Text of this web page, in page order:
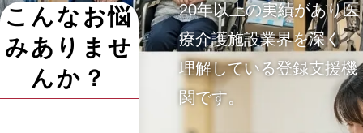
こんなお悩
みありませ
んか？
20年以上の実績があり医
療介護施設業界を深く
理解している登録支援機
関です。